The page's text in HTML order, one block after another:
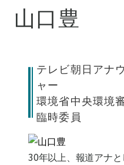
山口豊
テレビ朝日アナ
ャー
環境省中央環境
臨時委員
30年以上、報道アナ